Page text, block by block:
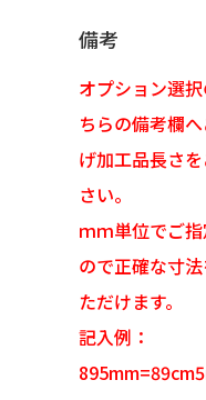
備考
オプション選
ちらの備考欄
げ加工品長さ
さい。
ｍｍ単位でご
ので正確な寸
ただけます。
記入例：